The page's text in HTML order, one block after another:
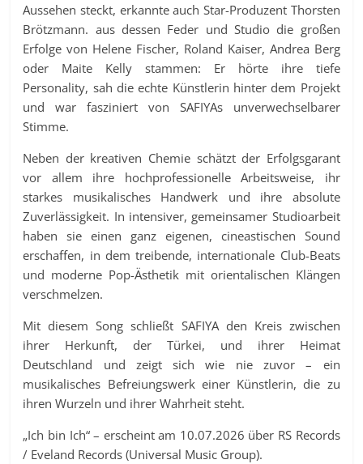
Aussehen steckt, erkannte auch Star-Produzent Thorsten
Brötzmann. aus dessen Feder und Studio die großen
Erfolge von Helene Fischer, Roland Kaiser, Andrea Berg
oder Maite Kelly stammen: Er hörte ihre tiefe
Personality, sah die echte Künstlerin hinter dem Projekt
und war fasziniert von SAFIYAs unverwechselbarer
Stimme.
Neben der kreativen Chemie schätzt der Erfolgsgarant
vor allem ihre hochprofessionelle Arbeitsweise, ihr
starkes musikalisches Handwerk und ihre absolute
Zuverlässigkeit. In intensiver, gemeinsamer Studioarbeit
haben sie einen ganz eigenen, cineastischen Sound
erschaffen, in dem treibende, internationale Club-Beats
und moderne Pop-Ästhetik mit orientalischen Klängen
verschmelzen.
Mit diesem Song schließt SAFIYA den Kreis zwischen
ihrer Herkunft, der Türkei, und ihrer Heimat
Deutschland und zeigt sich wie nie zuvor – ein
musikalisches Befreiungswerk einer Künstlerin, die zu
ihren Wurzeln und ihrer Wahrheit steht.
„Ich bin Ich“ – erscheint am 10.07.2026 über RS Records
/ Eveland Records (Universal Music Group).